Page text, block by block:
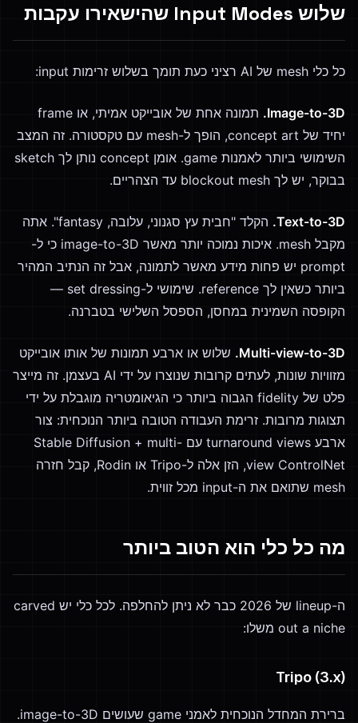
שלוש Input Modes שהישאירו עקבות
כל כלי mesh של AI רציני כעת תומך בשלוש זרימות input:
Image-to-3D.
תמונה אחת של אובייקט אמיתי, או frame
יחיד של concept art, הופך ל-mesh עם טקסטורה. זה המצב
השימושי ביותר לאמנות game. אומן concept נותן לך sketch
בבוקר, יש לך blockout mesh עד הצהריים.
Text-to-3D.
הקלד "חבית עץ סגנוני, עלובה, fantasy". אתה
מקבל mesh. איכות נמוכה יותר מאשר image-to-3D כי ל-
prompt יש פחות מידע מאשר לתמונה, אבל זה הנתיב המהיר
ביותר כשאין לך reference. שימושי ל-set dressing —
הקופסה השמינית במחסן, הספסל השלישי בטברנה.
Multi-view-to-3D. שלוש או ארבע תמונות של אותו אובייקט
מזוויות שונות, לעתים קרובות שנוצרו על ידי AI בעצמן. זה מייצר
פלט של fidelity הגבוה ביותר כי הגיאומטריה מוגבלת על ידי
תצוגות מרובות. זרימת העבודה הטובה ביותר הנוכחית: צור
ארבע turnaround views עם Stable Diffusion + multi-
view ControlNet, הזן אלה ל-Tripo או Rodin, קבל חזרה
mesh שתואם את ה-input מכל זווית.
מה כל כלי הוא הטוב ביותר
ה-lineup של 2026 כבר לא ניתן להחלפה. לכל כלי יש carved
out a niche משלו:
Tripo (3.x)
ברירת המחדל הנוכחית לאמני game שעושים image-to-3D.